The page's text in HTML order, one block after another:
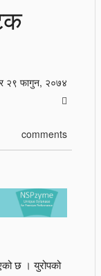
२९ फागुन, २०७४
comments
छ । युरोपको